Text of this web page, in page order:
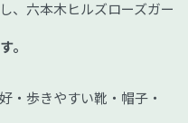
、六本木ヒルズローズガー
。
・歩きやすい靴・帽子・